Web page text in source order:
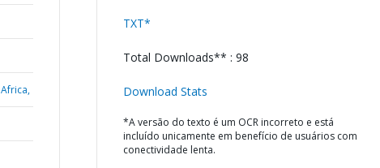
TXT*
Total Downloads** : 98
Download Stats
*A versão do texto é um OCR incorreto e está
incluído unicamente em benefício de usuários com
conectividade lenta.